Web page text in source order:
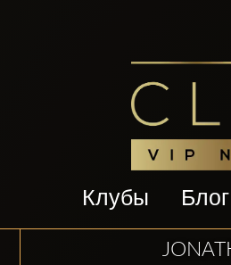
Клубы Блог